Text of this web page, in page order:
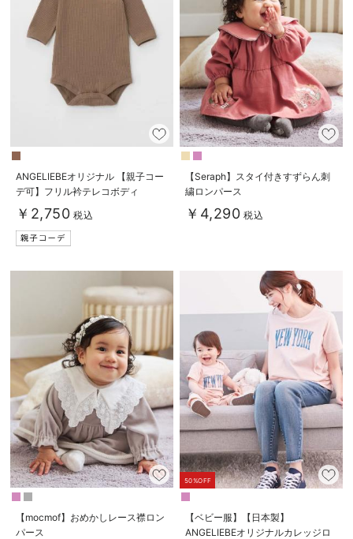
ANGELIEBEオリジナル 【親子コー
デ可】フリル衿テレコボディ
￥2,750 税込
【Seraph】スタイ付きすずらん刺
繍ロンパース
￥4,290 税込
【mocmof】おめかしレース襟ロン
パース
50%OFF
【ベビー服】【日本製】
ANGELIEBEオリジナルカレッジロ